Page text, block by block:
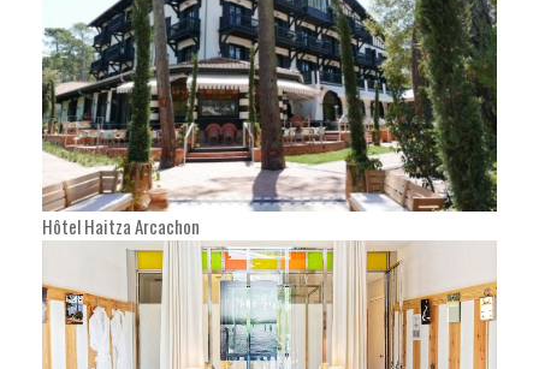
Hôtel Haitza Arcachon